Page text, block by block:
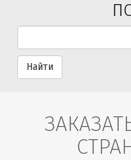
Найти